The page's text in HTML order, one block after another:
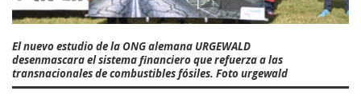
El nuevo estudio de la ONG alemana URGEWALD
desenmascara el sistema financiero que refuerza a las
transnacionales de combustibles fósiles. Foto urgewald